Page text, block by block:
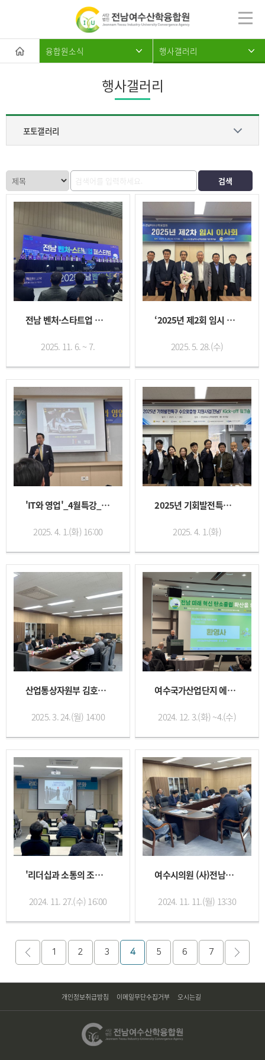
융합원소식 행사갤러리
행사갤러리
포토갤러리
홍보자료
전남 벤처·스타트업 페스티벌
2025. 11. 6. ~ 7.
‘2025년 제2회 임시 이사회’...
2025. 5. 28.(수)
'IT와 영업'_4월특강_(주) ...
2025. 4. 1.(화) 16:00
2025년 기회발전특구 수요맞춤형...
2025. 4. 1.(화)
산업통상자원부 김호철 지역경제정책...
2025. 3. 24.(월) 14:00
여수국가산업단지 에너지자급자족 인...
2024. 12. 3.(화) ~4.(수)
'리더십과 소통의 조직 문화'_1...
2024. 11. 27.(수) 16:00
여수시의원 (사)전남여수산학융합원...
2024. 11. 11.(월) 13:30
1 2 3 4 5 6 7
개인정보취급방침 이메일무단수집거부 오시는길